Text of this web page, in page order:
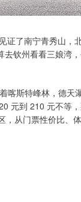
了南宁青秀山，
钦州看看三娘湾
斯特峰林，德天
元到 210 元不等
从门票性价比、